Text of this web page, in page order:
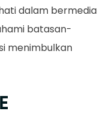
dalam bermedia
batasan-
menimbulkan